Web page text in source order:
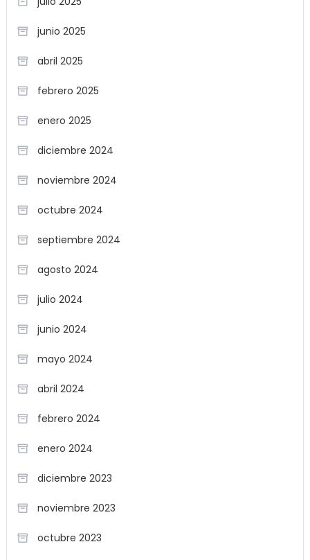
junio 2025
abril 2025
febrero 2025
enero 2025
diciembre 2024
noviembre 2024
octubre 2024
septiembre 2024
agosto 2024
julio 2024
junio 2024
mayo 2024
abril 2024
febrero 2024
enero 2024
diciembre 2023
noviembre 2023
octubre 2023